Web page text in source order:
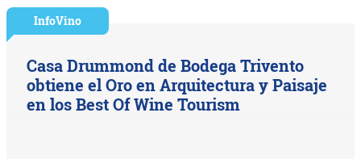
InfoVino
Casa Drummond de Bodega Trivento
obtiene el Oro en Arquitectura y Paisaje
en los Best Of Wine Tourism